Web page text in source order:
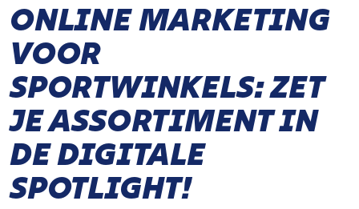
ONLINE MARKETING
VOOR
SPORTWINKELS: ZET
JE ASSORTIMENT IN
DE DIGITALE
SPOTLIGHT!